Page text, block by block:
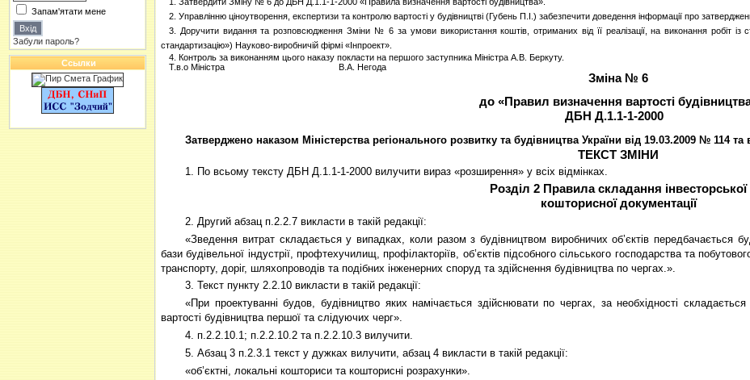
Запам'ятати мене
Забули пароль?
Ссылки
2. Управлінню ціноутворення, експертизи та контролю вартості у будівництві (Губень П.І.) забезпечити доведення інформації про
3. Доручити видання та розповсюдження Зміни № 6 за умови використання коштів, отриманих від її реалізації, на виконання робіт із
стандартизацію») Науково-виробничій фірмі «Інпроект».
4. Контроль за виконанням цього наказу покласти на першого заступника Міністра А.В. Беркуту.
Т.в.о Міністра
В.А. Негода
Зміна № 6
до «Правил визначення вартості
ДБН Д.1.1-1-2000
Затверджено наказом Міністерства регіонального розвитку та будівництва України від 19.03.2009 № 114
ТЕКСТ ЗМІНИ
1. По всьому тексту ДБН Д.1.1-1-2000 вилучити вираз «розширення» у всіх відмінках.
Розділ 2 Правила складання інвесторської
кошторисної документації
2. Другий абзац п.2.2.7 викласти в такій редакції:
«Зведення витрат складається у випадках, коли разом з будівництвом виробничих об’єктів передбачається
бази будівельної індустрії, профтехучилищ, профілакторіїв, об’єктів підсобного сільського господарства та
транспорту, доріг, шляхопроводів та подібних інженерних споруд та здійснення будівництва по чергах.».
3. Текст пункту 2.2.10 викласти в такій редакції:
«При проектуванні будов, будівництво яких намічається здійснювати по чергах, за необхідності
вартості будівництва першої та слідуючих черг».
4. п.2.2.10.1; п.2.2.10.2 та п.2.2.10.3 вилучити.
5. Абзац 3 п.2.3.1 текст у дужках вилучити, абзац 4 викласти в такій редакції:
«об’єктні, локальні кошториси та кошторисні розрахунки».